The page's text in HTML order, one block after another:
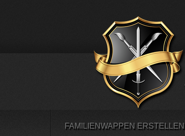
FAMILIENWAPPEN ERSTELLEN